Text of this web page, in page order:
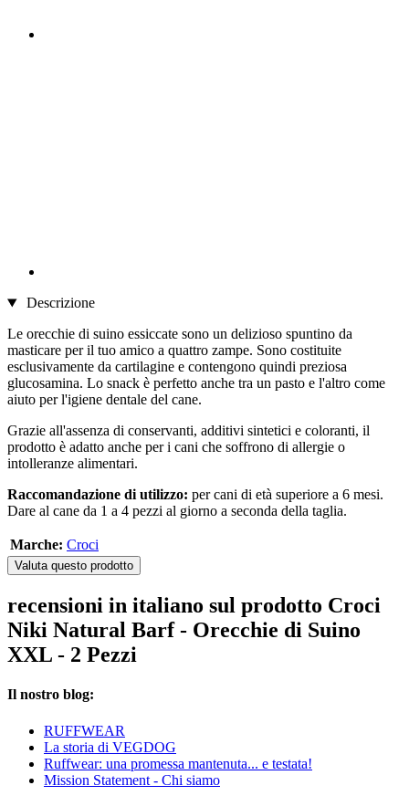
Descrizione
Le orecchie di suino essiccate sono un delizioso spuntino da
masticare per il tuo amico a quattro zampe. Sono costituite
esclusivamente da cartilagine e contengono quindi preziosa
glucosamina. Lo snack è perfetto anche tra un pasto e l'altro come
aiuto per l'igiene dentale del cane.
Grazie all'assenza di conservanti, additivi sintetici e coloranti, il
prodotto è adatto anche per i cani che soffrono di allergie o
intolleranze alimentari.
Raccomandazione di utilizzo: per cani di età superiore a 6 mesi.
Dare al cane da 1 a 4 pezzi al giorno a seconda della taglia.
Marche: Croci
Valuta questo prodotto
recensioni in italiano sul prodotto Croci
Niki Natural Barf - Orecchie di Suino
XXL - 2 Pezzi
Il nostro blog:
RUFFWEAR
La storia di VEGDOG
Ruffwear: una promessa mantenuta... e testata!
Mission Statement - Chi siamo